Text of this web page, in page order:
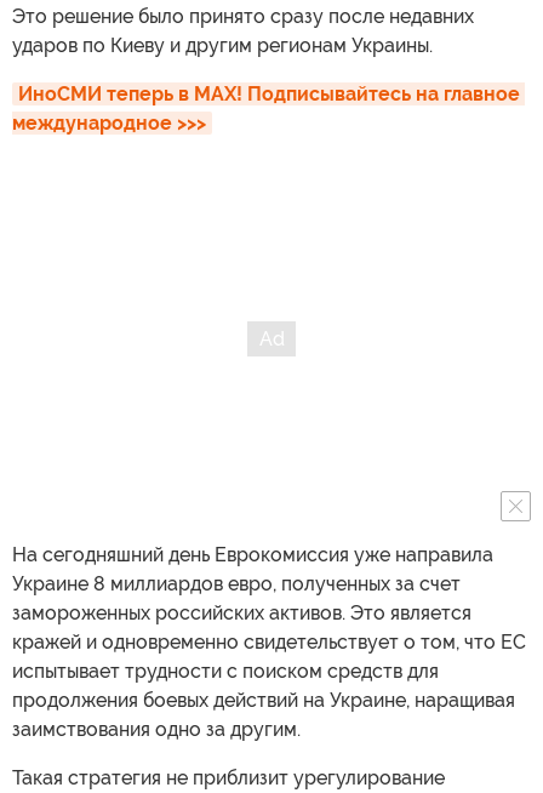
Это решение было принято сразу после недавних
ударов по Киеву и другим регионам Украины.
ИноСМИ теперь в MAX! Подписывайтесь на главное
международное >>>
На сегодняшний день Еврокомиссия уже направила
Украине 8 миллиардов евро, полученных за счет
замороженных российских активов. Это является
кражей и одновременно свидетельствует о том, что ЕС
испытывает трудности с поиском средств для
продолжения боевых действий на Украине, наращивая
заимствования одно за другим.
Такая стратегия не приблизит урегулирование